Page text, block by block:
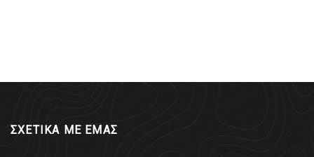
ΣΧΕΤΙΚΑ ΜΕ ΕΜΑΣ